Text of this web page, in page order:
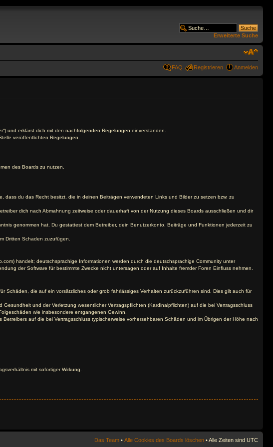
Erweiterte Suche
FAQ Registrieren Anmelden
und erklärst dich mit den nachfolgenden Regelungen einverstanden.
veröffentlichten Regelungen.
des Boards zu nutzen.
du das Recht besitzt, die in deinen Beiträgen verwendeten Links und Bilder zu setzen bzw. zu
dich nach Abmahnung zeitweise oder dauerhaft von der Nutzung dieses Boards ausschließen und dir
genommen hat. Du gestattest dem Betreiber, dein Benutzerkonto, Beiträge und Funktionen jederzeit zu
Dritten Schaden zuzufügen.
handelt; deutschsprachige Informationen werden durch die deutschsprachige Community unter
der Software für bestimmte Zwecke nicht untersagen oder auf Inhalte fremder Foren Einfluss nehmen.
Schäden, die auf ein vorsätzliches oder grob fahrlässiges Verhalten zurückzuführen sind. Dies gilt auch für
und der Verletzung wesentlicher Vertragspflichten (Kardinalpflichten) auf die bei Vertragsschluss
wie insbesondere entgangenen Gewinn.
auf die bei Vertragsschluss typischerweise vorhersehbaren Schäden und im Übrigen der Höhe nach
mit sofortiger Wirkung.
Das Team • Alle Cookies des Boards löschen • Alle Zeiten sind UTC